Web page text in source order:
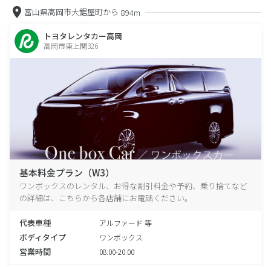
富山県高岡市大鋸屋町から 894m
トヨタレンタカー高岡
高岡市東上関326
基本料金プラン（W3）
ワンボックスのレンタル、お得な割引料金や予約、乗り捨てなど
の詳細は、こちらから各店舗にお電話ください。
代表車種 アルファード 等
ボディタイプ ワンボックス
営業時間 08:00-20:00